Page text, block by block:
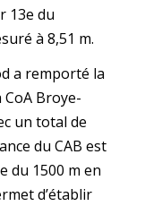
13e du
à 8,51 m.
a remporté la
Broye-
un total de
du CAB est
du 1500 m en
d’établir